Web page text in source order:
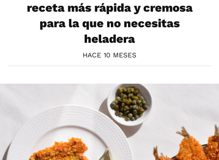
receta más rápida y cremosa
para la que no necesitas
heladera
HACE 10 MESES